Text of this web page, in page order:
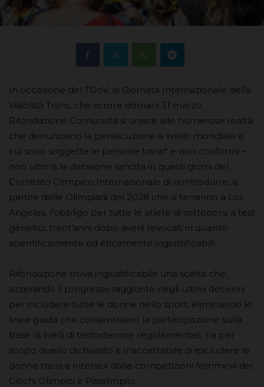
In occasione del TDoV, la Giornata Internazionale della
Visibilità Trans, che ricorre domani 31 marzo,
Rifondazione Comunista si unisce alle numerose realtà
che denunciano la persecuzione a livello mondiale a
cui sono soggette le persone trans* e non conformi –
non ultima la decisione sancita in questi giorni del
Comitato Olimpico Internazionale di reintrodurre, a
partire dalle Olimpiadi del 2028 che si terranno a Los
Angeles, l’obbligo per tutte le atlete di sottoporsi a test
genetici, trent’anni dopo averli revocati in quanto
scientificamente ed eticamente ingiustificabili.
Rifondazione trova ingiustificabile una scelta che,
azzerando il progresso raggiunto negli ultimi decenni
per includere tutte le donne nello sport, eliminando le
linee guida che consentivano la partecipazione sulla
base di livelli di testosterone regolamentati, ha per
scopo quello dichiarato e inaccettabile di escludere le
donne trans e intersex dalle competizioni femminili dei
Giochi Olimpici e Paralimpici.